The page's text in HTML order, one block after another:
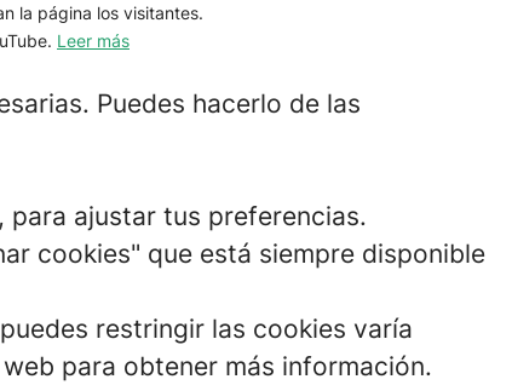
la página los visitantes.
Leer más
Puedes hacerlo de las
para ajustar tus preferencias.
cookies" que está siempre disponible
restringir las cookies varía
para obtener más información.